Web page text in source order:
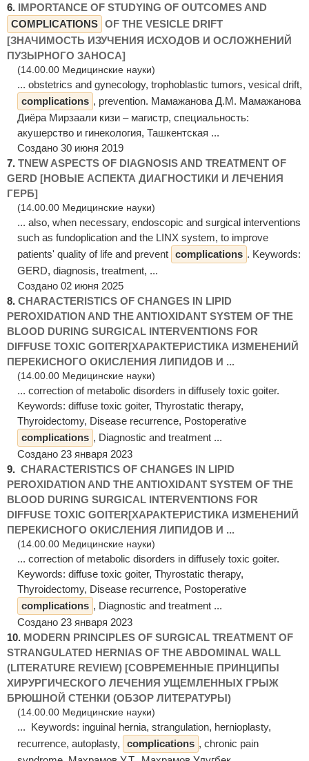
6. IMPORTANCE OF STUDYING OF OUTCOMES AND
COMPLICATIONS OF THE VESICLE DRIFT
[ЗНАЧИМОСТЬ ИЗУЧЕНИЯ ИСХОДОВ И ОСЛОЖНЕНИЙ
ПУЗЫРНОГО ЗАНОСА]
(14.00.00 Медицинские науки)
... obstetrics and gynecology, trophoblastic tumors, vesical drift,
complications , prevention. Мамажанова Д.М. Мамажанова
Диёра Мирзаали кизи – магистр, специальность:
акушерство и гинекология, Ташкентская ...
Создано 30 июня 2019
7. TNEW ASPECTS OF DIAGNOSIS AND TREATMENT OF
GERD [НОВЫЕ АСПЕКТА ДИАГНОСТИКИ И ЛЕЧЕНИЯ
ГЕРБ]
(14.00.00 Медицинские науки)
... also, when necessary, endoscopic and surgical interventions
such as fundoplication and the LINX system, to improve
patients' quality of life and prevent complications . Keywords:
GERD, diagnosis, treatment, ...
Создано 02 июня 2025
8. CHARACTERISTICS OF CHANGES IN LIPID
PEROXIDATION AND THE ANTIOXIDANT SYSTEM OF THE
BLOOD DURING SURGICAL INTERVENTIONS FOR
DIFFUSE TOXIC GOITER[ХАРАКТЕРИСТИКА ИЗМЕНЕНИЙ
ПЕРЕКИСНОГО ОКИСЛЕНИЯ ЛИПИДОВ И ...
(14.00.00 Медицинские науки)
... correction of metabolic disorders in diffusely toxic goiter.
Keywords: diffuse toxic goiter, Thyrostatic therapy,
Thyroidectomy, Disease recurrence, Postoperative
complications , Diagnostic and treatment ...
Создано 23 января 2023
9. CHARACTERISTICS OF CHANGES IN LIPID
PEROXIDATION AND THE ANTIOXIDANT SYSTEM OF THE
BLOOD DURING SURGICAL INTERVENTIONS FOR
DIFFUSE TOXIC GOITER[ХАРАКТЕРИСТИКА ИЗМЕНЕНИЙ
ПЕРЕКИСНОГО ОКИСЛЕНИЯ ЛИПИДОВ И ...
(14.00.00 Медицинские науки)
... correction of metabolic disorders in diffusely toxic goiter.
Keywords: diffuse toxic goiter, Thyrostatic therapy,
Thyroidectomy, Disease recurrence, Postoperative
complications , Diagnostic and treatment ...
Создано 23 января 2023
10. MODERN PRINCIPLES OF SURGICAL TREATMENT OF
STRANGULATED HERNIAS OF THE ABDOMINAL WALL
(LITERATURE REVIEW) [СОВРЕМЕННЫЕ ПРИНЦИПЫ
ХИРУРГИЧЕСКОГО ЛЕЧЕНИЯ УЩЕМЛЕННЫХ ГРЫЖ
БРЮШНОЙ СТЕНКИ (ОБЗОР ЛИТЕРАТУРЫ)
(14.00.00 Медицинские науки)
... Keywords: inguinal hernia, strangulation, hernioplasty,
recurrence, autoplasty,
complications , chronic pain